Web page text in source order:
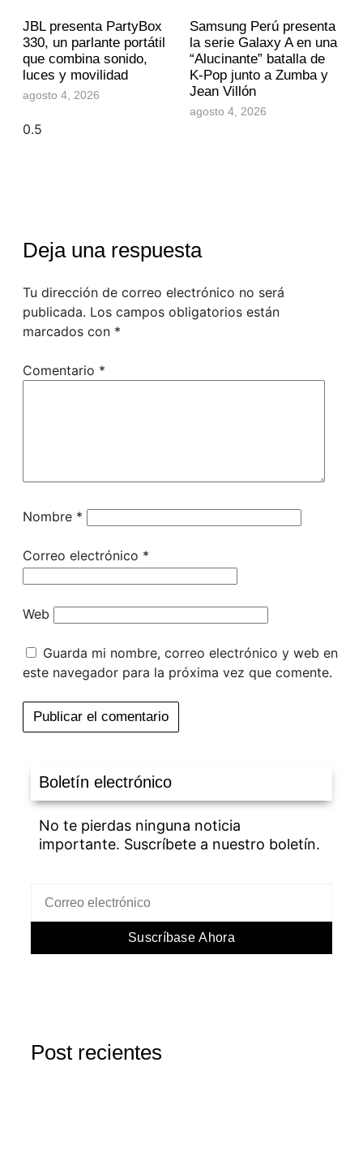
JBL presenta PartyBox
330, un parlante portátil
que combina sonido,
luces y movilidad
agosto 4, 2026
Samsung Perú presenta
la serie Galaxy A en una
“Alucinante” batalla de
K-Pop junto a Zumba y
Jean Villón
agosto 4, 2026
Deja una respuesta
Tu dirección de correo electrónico no será
publicada. Los campos obligatorios están
marcados con *
Comentario *
Nombre *
Correo electrónico *
Web
Guarda mi nombre, correo electrónico y web en
este navegador para la próxima vez que comente.
Boletín electrónico
No te pierdas ninguna noticia
importante. Suscríbete a nuestro boletín.
Suscríbase Ahora
Post recientes